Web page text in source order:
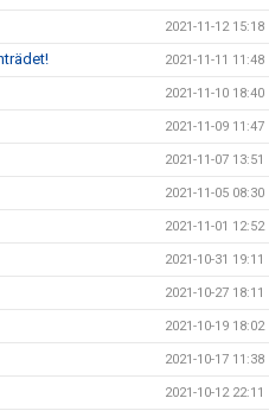
2021-11-12 15:18
2021-11-11 11:48
2021-11-10 18:40
2021-11-09 11:47
2021-11-07 13:51
2021-11-05 08:30
2021-11-01 12:52
2021-10-31 19:11
2021-10-27 18:11
2021-10-19 18:02
2021-10-17 11:38
2021-10-12 22:11